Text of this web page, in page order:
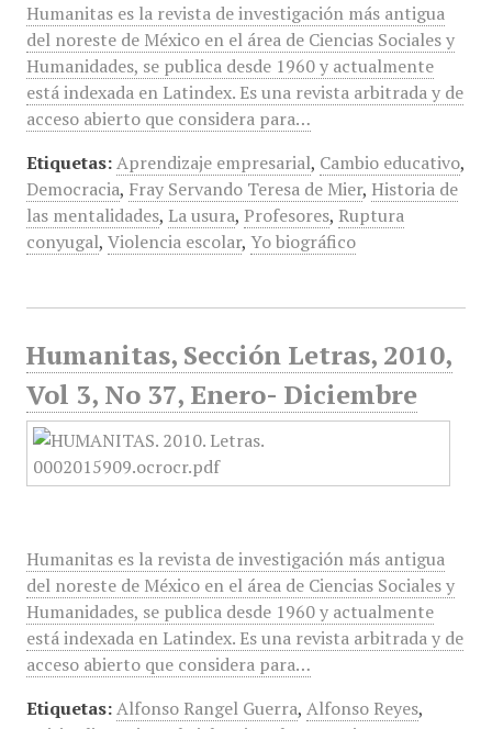
Humanitas es la revista de investigación más antigua
del noreste de México en el área de Ciencias Sociales y
Humanidades, se publica desde 1960 y actualmente
está indexada en Latindex. Es una revista arbitrada y de
acceso abierto que considera para…
Etiquetas: Aprendizaje empresarial, Cambio educativo,
Democracia, Fray Servando Teresa de Mier, Historia de
las mentalidades, La usura, Profesores, Ruptura
conyugal, Violencia escolar, Yo biográfico
Humanitas, Sección Letras, 2010,
Vol 3, No 37, Enero- Diciembre
Humanitas es la revista de investigación más antigua
del noreste de México en el área de Ciencias Sociales y
Humanidades, se publica desde 1960 y actualmente
está indexada en Latindex. Es una revista arbitrada y de
acceso abierto que considera para…
Etiquetas: Alfonso Rangel Guerra, Alfonso Reyes,